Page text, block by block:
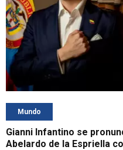
Mundo
Gianni Infantino se
Abelardo de la Espriella